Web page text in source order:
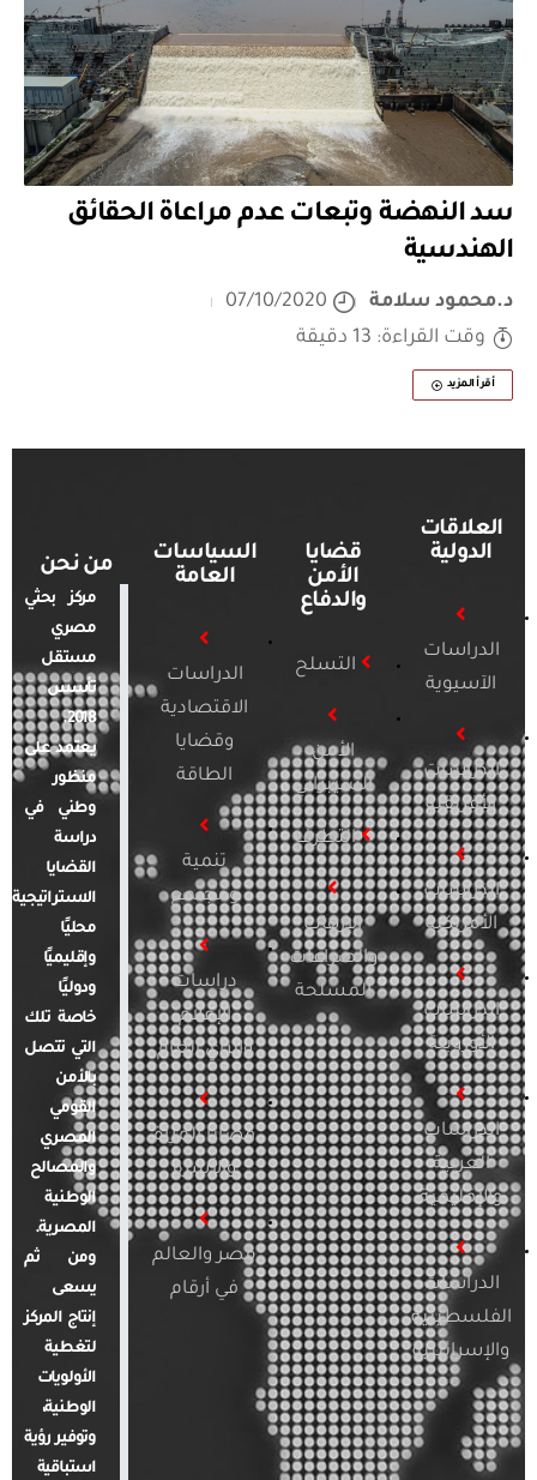
سد النهضة وتبعات عدم مراعاة الحقائق
الهندسية
د.محمود سلامة
07/10/2020
وقت القراءة: 13 دقيقة
أقرأ المزيد
العلاقات
الدولية
الدراسات
الآسيوية
الدراسات
الأفريقية
الدراسات
الأمريكية
الدراسات
الأوروبية
الدراسات
العربية
والإقليمية
الدراسات
الفلسطينية
والإسرائيلية
قضايا
الأمن
والدفاع
التسلح
الأمن
السيبراني
التطرف
الإرهاب
والصراعات
المسلحة
السياسات
العامة
الدراسات
الاقتصادية
وقضايا
الطاقة
تنمية
ومجتمع
دراسات
الإعلام
والرأي العام
قضايا المرأة
والأسرة
مصر والعالم
في أرقام
من نحن
مركز بحثي
مصري
مستقل
تأسس
2018.
يعتمد على
منظور
وطني في
دراسة
القضايا
الاستراتيجية
محليًا
وإقليميًا
ودوليًا
خاصة تلك
التي تتصل
بالأمن
القومي
المصري
والمصالح
الوطنية
المصرية.
ومن ثم
يسعى
إنتاج المركز
لتغطية
الأولويات
الوطنية،
وتوفير رؤية
استباقية